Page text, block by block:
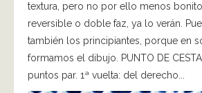
textura, pero no por ello menos
reversible o doble faz, ya lo verán.
también los principiantes, porque en
formamos el dibujo. PUNTO DE
puntos par. 1ª vuelta: del derecho...